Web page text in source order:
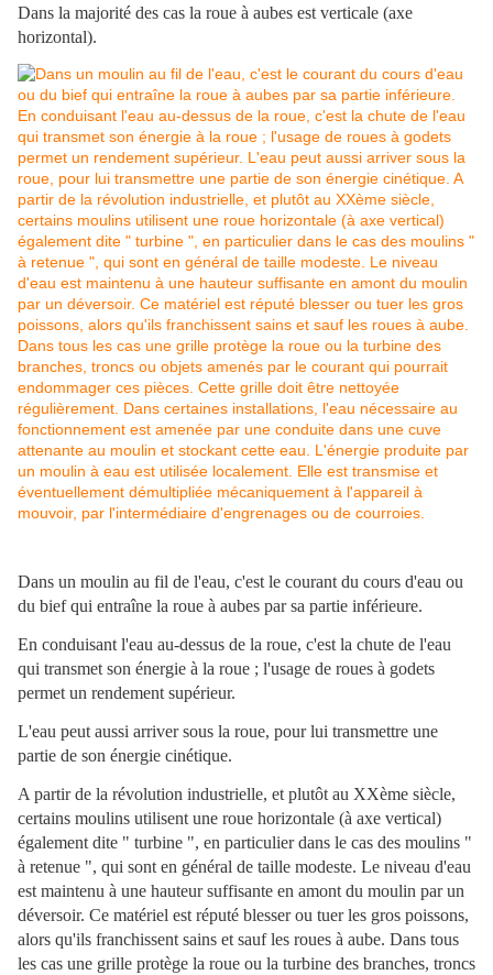
Dans la majorité des cas la roue à aubes est verticale (axe
horizontal).
Dans un moulin au fil de l'eau, c'est le courant du cours d'eau ou
du bief qui entraîne la roue à aubes par sa partie inférieure.
En conduisant l'eau au-dessus de la roue, c'est la chute de l'eau
qui transmet son énergie à la roue ; l'usage de roues à godets
permet un rendement supérieur.
L'eau peut aussi arriver sous la roue, pour lui transmettre une
partie de son énergie cinétique.
A partir de la révolution industrielle, et plutôt au XXème siècle,
certains moulins utilisent une roue horizontale (à axe vertical)
également dite " turbine ", en particulier dans le cas des moulins "
à retenue ", qui sont en général de taille modeste. Le niveau d'eau
est maintenu à une hauteur suffisante en amont du moulin par un
déversoir. Ce matériel est réputé blesser ou tuer les gros poissons,
alors qu'ils franchissent sains et sauf les roues à aube. Dans tous
les cas une grille protège la roue ou la turbine des branches, troncs